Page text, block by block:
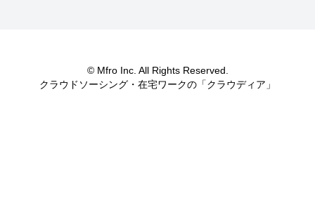
© Mfro Inc. All Rights Reserved.
クラウドソーシング・在宅ワークの「クラウディア」